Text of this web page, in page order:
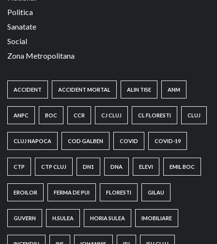
Politica
Sanatate
Social
Zona Metropolitana
ACCIDENT ACCIDENT MORTAL ALIN TISE ANM
ANPC BOC CCR CJ CLUJ CL FLORESTI CLUJ
CLUJ NAPOCA COD GALBEN COVID COVID-19
CTP CTP CLUJ DN1 DNA ELEVI EMIL BOC
EROILOR FERMA DE PUI FLORESTI GILAU
GUVERN H.SULEA HORIA SULEA IMOBILIARE